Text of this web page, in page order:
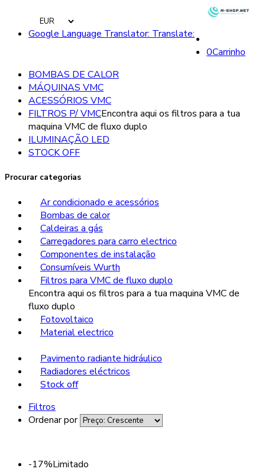
Google Language Translator: Translate:
0Carrinho
BOMBAS DE CALOR
MÁQUINAS VMC
ACESSÓRIOS VMC
FILTROS P/ VMCEncontra aqui os filtros para a tua
maquina VMC de fluxo duplo
ILUMINAÇÃO LED
STOCK OFF
Procurar categorias
Ar condicionado e acessórios
Bombas de calor
Caldeiras a gás
Carregadores para carro electrico
Componentes de instalação
Consumíveis Wurth
Filtros para VMC de fluxo duplo
Encontra aqui os filtros para a tua maquina VMC de
fluxo duplo
Fotovoltaico
Material electrico
Pavimento radiante hidráulico
Radiadores eléctricos
Stock off
Filtros
Ordenar por
-17%Limitado